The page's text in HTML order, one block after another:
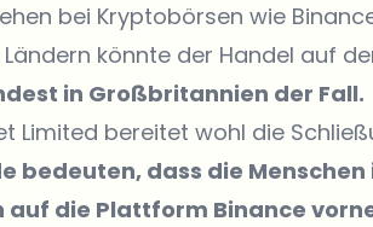
bei Kryptobörsen wie
könnte der Handel auf
in Großbritannien der Fall.
Limited bereitet wohl die
bedeuten, dass die
auf die Plattform Binance